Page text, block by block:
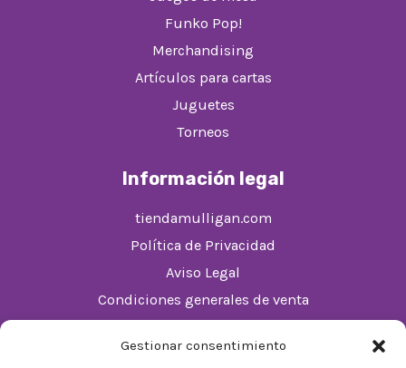
Gestionar consentimiento
Funko Pop!
Merchandising
Artículos para cartas
Juguetes
Torneos
Información legal
tiendamulligan.com
Política de Privacidad
Aviso Legal
Condiciones generales de venta